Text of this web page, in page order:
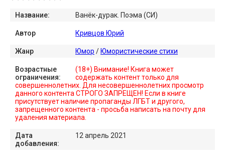
Название: Ванёк-дурак. Поэма (СИ)
Автор Кривцов Юрий
Жанр Юмор / Юмористические стихи
Возрастные
ограничения:
(18+) Внимание! Книга может
содержать контент только для
совершеннолетних. Для несовершеннолетних просмотр
данного контента СТРОГО ЗАПРЕЩЕН! Если в книге
присутствует наличие пропаганды ЛГБТ и другого,
запрещенного контента - просьба написать на почту для
удаления материала.
Дата
добавления:
12 апрель 2021